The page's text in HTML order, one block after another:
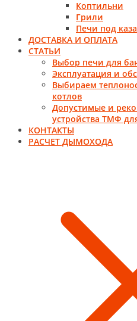
Коптильни
Грили
Печи под
ДОСТАВКА И ОПЛАТА
СТАТЬИ
Выбор печи для
Эксплуатация и
Выбираем
котлов
Допустимые и
устройства ТМФ
КОНТАКТЫ
РАСЧЕТ ДЫМОХОДА